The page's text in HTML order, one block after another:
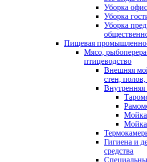
Уборка
Уборка
Уборка
Пищевая
Мясо,
птицеводство
Внешняя
стен,
Мойка
Гигиена и
средства